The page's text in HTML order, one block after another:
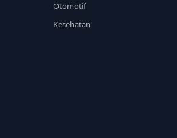
Otomotif
Kesehatan